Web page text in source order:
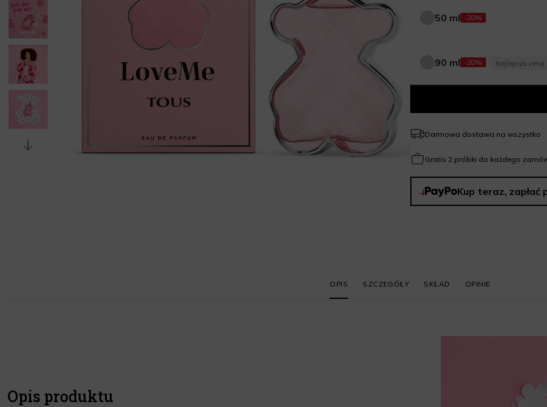
50 ml
50 ml -20%
90 ml
90 ml -20% Najlepsza
Darmowa dostawa na wszystko
Gratis 2 próbki do każdego
Kup teraz, zapłać
OPIS SZCZEGÓŁY SKŁAD OPINIE
Opis produktu